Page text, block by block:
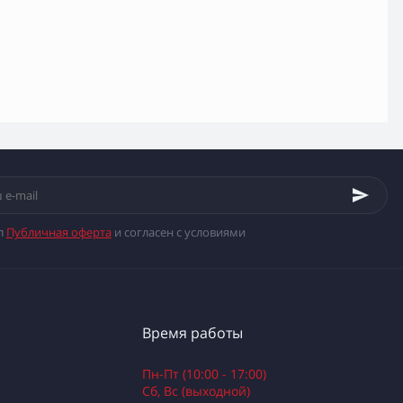
Публичная офертаи согласен с условиями
Время работы
Пн-Пт (10:00 - 17:00)
Сб, Вс (выходной)